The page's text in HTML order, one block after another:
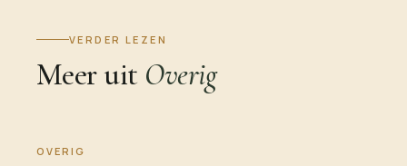
VERDER LEZEN
Meer uit Overig
OVERIG